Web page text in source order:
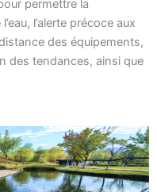
permettre la
l’alerte précoce aux
des équipements,
des tendances, ainsi que